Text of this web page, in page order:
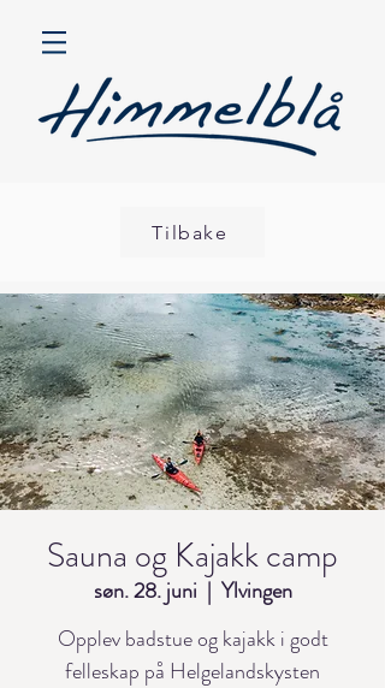
Tilbake
Sauna og Kajakk camp
søn. 28. juni
  |
Ylvingen
Opplev badstue og kajakk i godt
felleskap på Helgelandskysten